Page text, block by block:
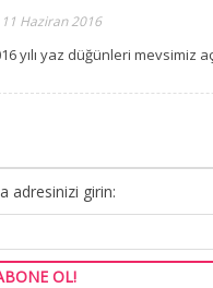
11 Haziran 2016
yılı yaz düğünleri mevsimiz
adresinizi girin: